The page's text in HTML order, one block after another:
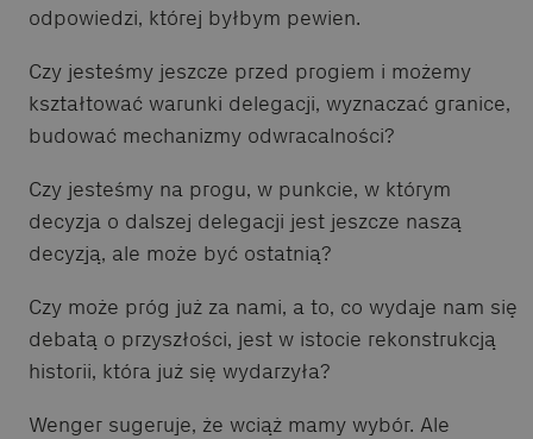
odpowiedzi, której byłbym pewien.
Czy jesteśmy jeszcze przed progiem i możemy
kształtować warunki delegacji, wyznaczać granice,
budować mechanizmy odwracalności?
Czy jesteśmy na progu, w punkcie, w którym
decyzja o dalszej delegacji jest jeszcze naszą
decyzją, ale może być ostatnią?
Czy może próg już za nami, a to, co wydaje nam się
debatą o przyszłości, jest w istocie rekonstrukcją
historii, która już się wydarzyła?
Wenger sugeruje, że wciąż mamy wybór. Ale